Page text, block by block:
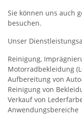
Sie können uns auch
besuchen.
Unser
Reinigung,
Motorradbekleidung
Aufbereitung von
Reinigung von
Verkauf von
Anwendungsbereiche